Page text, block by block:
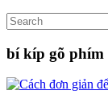
bí kíp gõ phím